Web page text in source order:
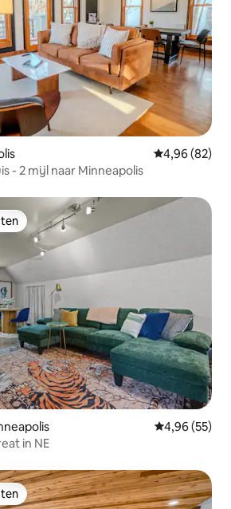
Gemiddelde
4,96 (82)
- 2 mijl naar Minneapolis
Gemiddelde
4,96 (55)
in NE